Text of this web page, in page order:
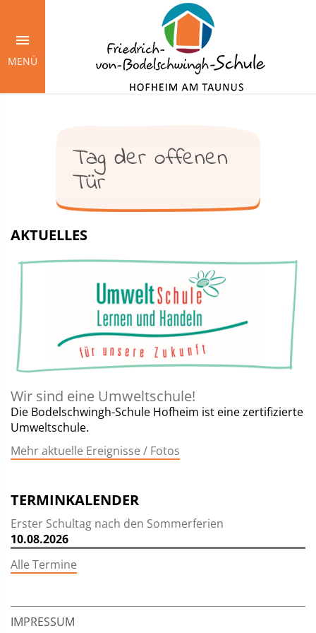
Inhalt
MENÜ
Tag der offenen
Tür
AKTUELLES
Wir sind eine Umweltschule!
Die Bodelschwingh-Schule Hofheim ist eine zertifizierte
Umweltschule.
Mehr aktuelle Ereignisse / Fotos
TERMINKALENDER
Erster Schultag nach den Sommerferien
10.08.2026
Alle Termine
IMPRESSUM